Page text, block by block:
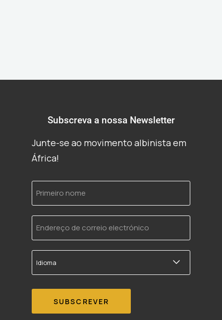
Subscreva a nossa Newsletter
Junte-se ao movimento albinista em
África!
Primeiro
nome
Endereço
de
correio
electrónico
Idioma